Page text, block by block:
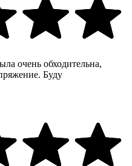
очень обходительна,
Буду